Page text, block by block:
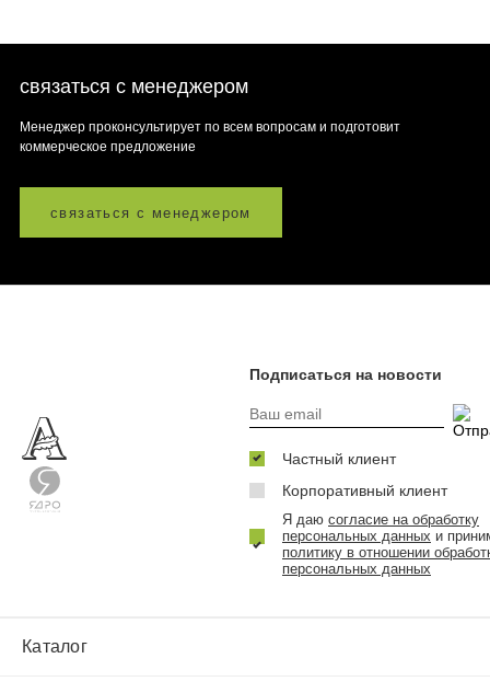
связаться с менеджером
Менеджер проконсультирует по всем вопросам и подготовит
коммерческое предложение
связаться с менеджером
Каталог
Подписаться на новости
Частный клиент
Корпоративный клиент
Я даю согласие на обработку
персональных данных и
политику в отношении
персональных данных